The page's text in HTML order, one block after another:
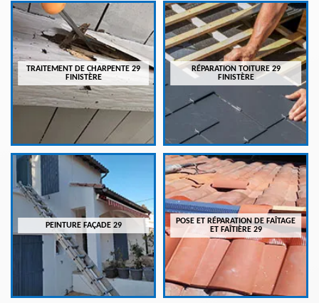
TRAITEMENT DE CHARPENTE 29
FINISTÈRE
RÉPARATION TOITURE 29
FINISTÈRE
PEINTURE FAÇADE 29
POSE ET RÉPARATION DE FAÎTAGE
ET FAÎTIÈRE 29